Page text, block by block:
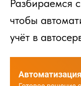
Разбираемся
чтобы
учёт в